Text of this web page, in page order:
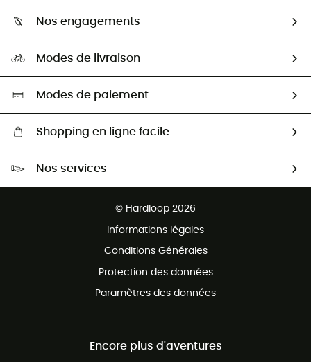
Guide des tailles
Seconde Main
Aide & Contact
HardGuides
Nos engagements
Sélection éco-responsable
Modes de livraison
Modes de paiement
Shopping en ligne facile
Nos services
© Hardloop 2026
Informations légales
Conditions Générales
Protection des données
Paramètres des données
Encore plus d'aventures